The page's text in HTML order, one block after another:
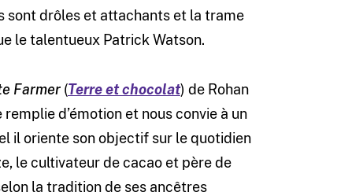
sont drôles et attachants et la trame
le talentueux Patrick Watson.
Farmer (Terre et chocolat) de Rohan
d’émotion et nous convie à un
il oriente son objectif sur le quotidien
le cultivateur de cacao et père de
la tradition de ses ancêtres